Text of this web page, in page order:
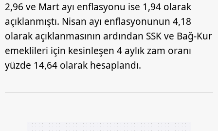
2,96 ve Mart ayı enflasyonu ise 1,94 olarak
açıklanmıştı. Nisan ayı enflasyonunun 4,18
olarak açıklanmasının ardından SSK ve Bağ-Kur
emeklileri için kesinleşen 4 aylık zam oranı
yüzde 14,64 olarak hesaplandı.